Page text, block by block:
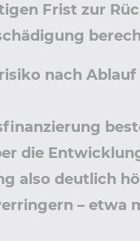
Frist zur
nach
die
also deutlich
– etwa